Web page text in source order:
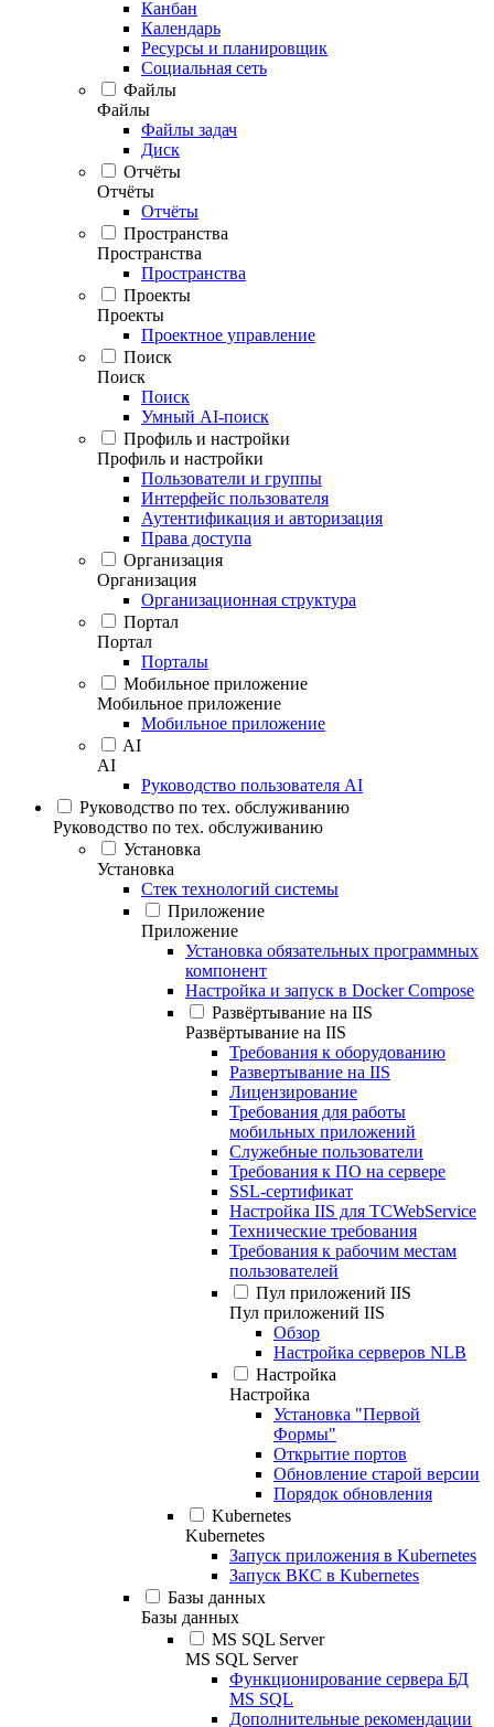
Канбан
Календарь
Ресурсы и планировщик
Социальная сеть
Файлы
Файлы
Файлы задач
Диск
Отчёты
Отчёты
Отчёты
Пространства
Пространства
Пространства
Проекты
Проекты
Проектное управление
Поиск
Поиск
Поиск
Умный AI-поиск
Профиль и настройки
Профиль и настройки
Пользователи и группы
Интерфейс пользователя
Аутентификация и авторизация
Права доступа
Организация
Организация
Организационная структура
Портал
Портал
Порталы
Мобильное приложение
Мобильное приложение
Мобильное приложение
AI
AI
Руководство пользователя AI
Руководство по тех. обслуживанию
Руководство по тех. обслуживанию
Установка
Установка
Стек технологий системы
Приложение
Приложение
Установка обязательных программных
компонент
Настройка и запуск в Docker Compose
Развёртывание на IIS
Развёртывание на IIS
Требования к оборудованию
Развертывание на IIS
Лицензирование
Требования для работы
мобильных приложений
Служебные пользователи
Требования к ПО на сервере
SSL-сертификат
Настройка IIS для TCWebService
Технические требования
Требования к рабочим местам
пользователей
Пул приложений IIS
Пул приложений IIS
Обзор
Настройка серверов NLB
Настройка
Настройка
Установка "Первой
Формы"
Открытие портов
Обновление старой версии
Порядок обновления
Kubernetes
Kubernetes
Запуск приложения в Kubernetes
Запуск ВКС в Kubernetes
Базы данных
Базы данных
MS SQL Server
MS SQL Server
Функционирование сервера БД
MS SQL
Дополнительные рекомендации